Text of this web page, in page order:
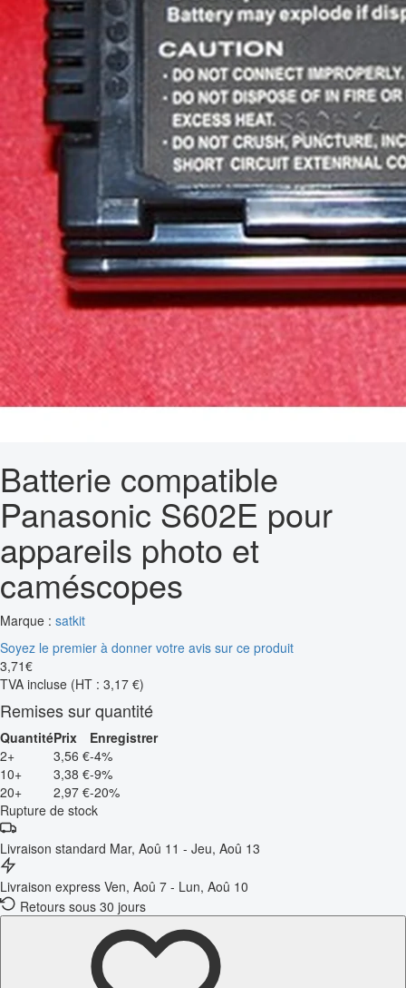
Batterie compatible
Panasonic S602E pour
appareils photo et
caméscopes
Marque : satkit
Soyez le premier à donner votre avis sur ce produit
3,71€
TVA incluse (HT : 3,17 €)
Remises sur quantité
QuantitéPrix
Enregistrer
2+
3,56 €-4%
10+
3,38 €-9%
20+
2,97 €-20%
Rupture de stock
Livraison standard Mar, Aoû 11 - Jeu, Aoû 13
Livraison express Ven, Aoû 7 - Lun, Aoû 10
Retours sous 30 jours